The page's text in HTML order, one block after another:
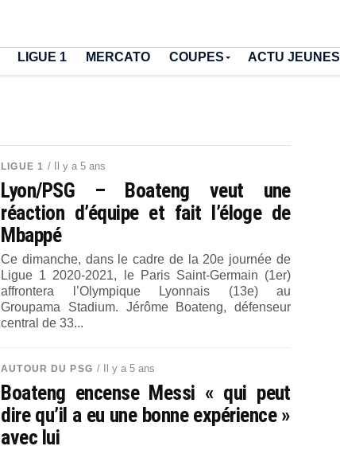
LIGUE 1 MERCATO COUPES ACTU JEUNES
LIGUE 1 / Il y a 5 ans
Lyon/PSG – Boateng veut une
réaction d’équipe et fait l’éloge de
Mbappé
Ce dimanche, dans le cadre de la 20e journée de
Ligue 1 2020-2021, le Paris Saint-Germain (1er)
affrontera l’Olympique Lyonnais (13e) au
Groupama Stadium. Jérôme Boateng, défenseur
central de 33...
AUTOUR DU PSG / Il y a 5 ans
Boateng encense Messi « qui peut
dire qu’il a eu une bonne expérience »
avec lui